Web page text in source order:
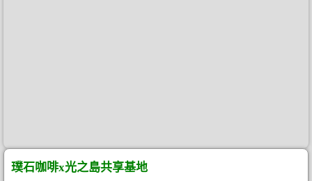
璞石咖啡x光之島共享基地